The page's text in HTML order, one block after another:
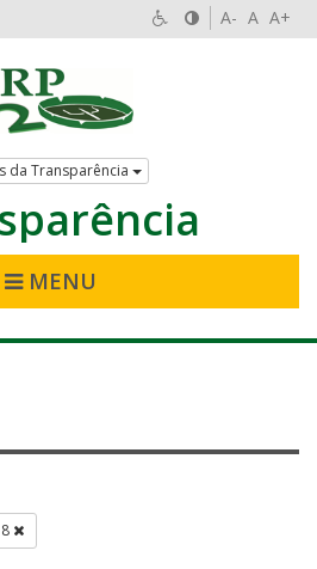
A- A A+
da Transparência
MENU